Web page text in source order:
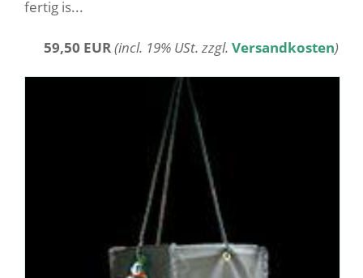
fertig is...
59,50 EUR(incl. 19% USt. zzgl. Versandkosten)